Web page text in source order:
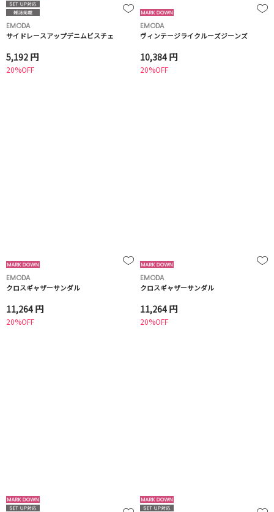
EMODA
サイドレースアップデニムビスチェ
5,192 円
20%OFF
EMODA
ヴィンテージライクルーズジーンズ
10,384 円
20%OFF
EMODA
クロスギャザーサンダル
11,264 円
20%OFF
EMODA
クロスギャザーサンダル
11,264 円
20%OFF